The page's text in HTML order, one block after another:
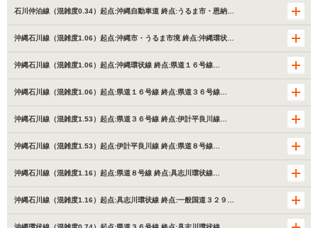
石川仲泊線（混雑度0.34）起点:沖縄自動車道 終点:うるま市・恩納…
沖縄石川線（混雑度1.06）起点:沖縄市・うるま市境 終点:沖縄環状…
沖縄石川線（混雑度1.06）起点:沖縄環状線 終点:県道１６号線…
沖縄石川線（混雑度1.06）起点:県道１６号線 終点:県道３６号線…
沖縄石川線（混雑度1.53）起点:県道３６号線 終点:伊計平良川線…
沖縄石川線（混雑度1.53）起点:伊計平良川線 終点:県道８号線…
沖縄石川線（混雑度1.16）起点:県道８号線 終点:具志川環状線…
沖縄石川線（混雑度1.16）起点:具志川環状線 終点:一般国道３２９…